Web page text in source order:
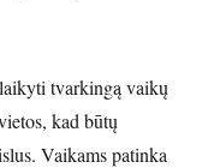
tvarkingą vaikų
kad būtų
Vaikams patinka